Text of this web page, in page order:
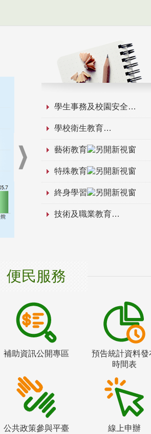
學生事務及校園安全
學校衛生教育
藝術教育
特殊教育
終身學習
技術及職業教育
便民服務
補助資訊公開專區
預告統計資料發
時間表
公共政策參與平臺 線上申辦